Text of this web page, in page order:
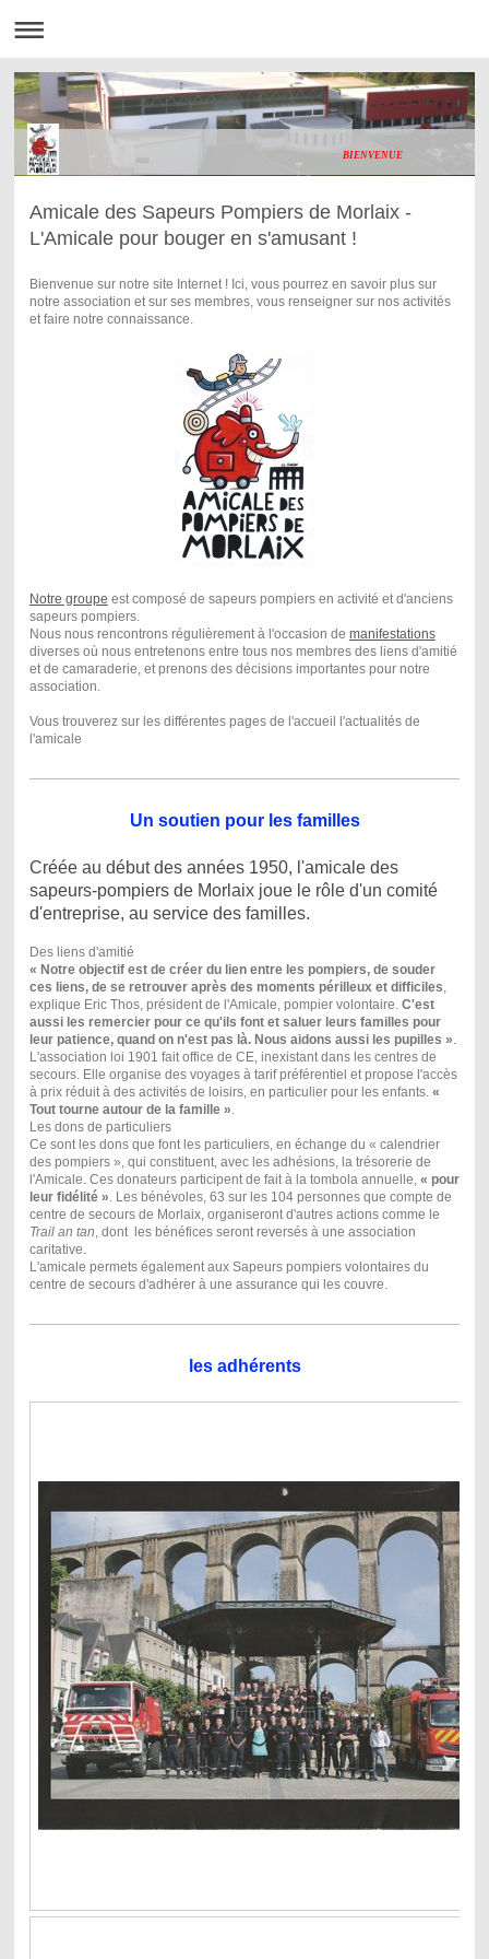
BIENVENUE
Amicale des Sapeurs Pompiers de Morlaix -
L'Amicale pour bouger en s'amusant !
Bienvenue sur notre site Internet ! Ici, vous pourrez en savoir plus sur
notre association et sur ses membres, vous renseigner sur nos activités
et faire notre connaissance.
Notre groupe est composé de sapeurs pompiers en activité et d'anciens
sapeurs pompiers.
Nous nous rencontrons régulièrement à l'occasion de manifestations
diverses où nous entretenons entre tous nos membres des liens d'amitié
et de camaraderie, et prenons des décisions importantes pour notre
association.
Vous trouverez sur les différentes pages de l'accueil l'actualités de
l'amicale
Un soutien pour les familles
Créée au début des années 1950, l'amicale des
sapeurs-pompiers de Morlaix joue le rôle d'un comité
d'entreprise, au service des familles.
Des liens d'amitié
« Notre objectif est de créer du lien entre les pompiers, de souder
ces liens, de se retrouver après des moments périlleux et difficiles
explique Eric Thos, président de l'Amicale, pompier volontaire. C'est
aussi les remercier pour ce qu'ils font et saluer leurs familles pour
leur patience, quand on n'est pas là. Nous aidons aussi les pupilles »
L'association loi 1901 fait office de CE, inexistant dans les centres de
secours. Elle organise des voyages à tarif préférentiel et propose l'accès
à prix réduit à des activités de loisirs, en particulier pour les enfants. «
Tout tourne autour de la famille »
Les dons de particuliers
Ce sont les dons que font les particuliers, en échange du « calendrier
des pompiers », qui constituent, avec les adhésions, la trésorerie de
l'Amicale. Ces donateurs participent de fait à la tombola annuelle, « pour
leur fidélité » . Les bénévoles, 63 sur les 104 personnes que compte de
centre de secours de Morlaix, organiseront d'autres actions comme le
Trail an tan , dont les bénéfices seront reversés à une association
caritative.
L'amicale permets également aux Sapeurs pompiers volontaires du
centre de secours d'adhérer à une assurance qui les couvre.
les adhérents